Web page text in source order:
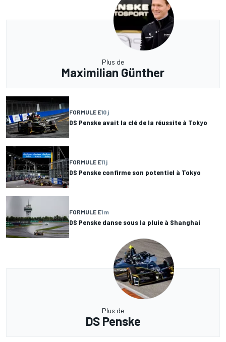
Plus de
Maximilian Günther
FORMULE E10 j
DS Penske avait la clé de la réussite à Tokyo
FORMULE E11 j
DS Penske confirme son potentiel à Tokyo
FORMULE E1 m
DS Penske danse sous la pluie à Shanghai
Plus de
DS Penske